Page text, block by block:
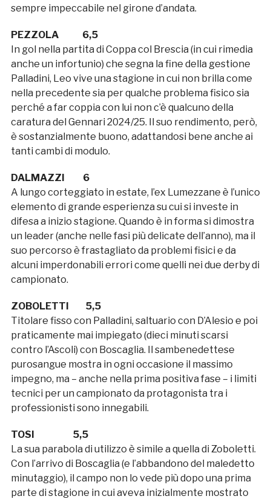
sempre impeccabile nel girone d’andata.
PEZZOLA 6,5
In gol nella partita di Coppa col Brescia (in cui rimedia
anche un infortunio) che segna la fine della gestione
Palladini, Leo vive una stagione in cui non brilla come
nella precedente sia per qualche problema fisico sia
perché a far coppia con lui non c’è qualcuno della
caratura del Gennari 2024/25. Il suo rendimento, però,
è sostanzialmente buono, adattandosi bene anche ai
tanti cambi di modulo.
DALMAZZI 6
A lungo corteggiato in estate, l’ex Lumezzane è l’unico
elemento di grande esperienza su cui si investe in
difesa a inizio stagione. Quando è in forma si dimostra
un leader (anche nelle fasi più delicate dell’anno), ma il
suo percorso è frastagliato da problemi fisici e da
alcuni imperdonabili errori come quelli nei due derby di
campionato.
ZOBOLETTI 5,5
Titolare fisso con Palladini, saltuario con D’Alesio e poi
praticamente mai impiegato (dieci minuti scarsi
contro l’Ascoli) con Boscaglia. Il sambenedettese
purosangue mostra in ogni occasione il massimo
impegno, ma – anche nella prima positiva fase – i limiti
tecnici per un campionato da protagonista tra i
professionisti sono innegabili.
TOSI 5,5
La sua parabola di utilizzo è simile a quella di Zoboletti.
Con l’arrivo di Boscaglia (e l’abbandono del maledetto
minutaggio), il campo non lo vede più dopo una prima
parte di stagione in cui aveva inizialmente mostrato